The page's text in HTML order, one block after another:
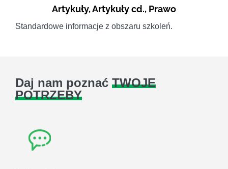
Artykuły,Artykuły cd., Prawo
Standardowe informacje z obszaru szkoleń.
Daj nam poznać TWOJE
POTRZEBY